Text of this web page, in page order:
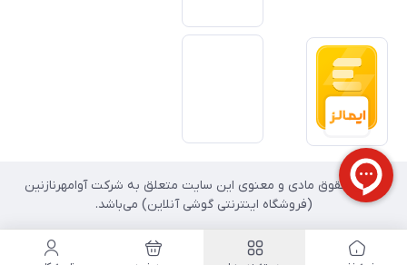
تمامی حقوق مادی و معنوی این سایت متعلق به شرکت آوامهرنازنین
(فروشگاه اینترنتی گوشی آنلاین) می‌باشد.